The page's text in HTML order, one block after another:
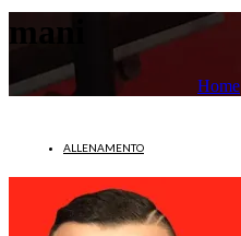
mani
Home
ALLENAMENTO